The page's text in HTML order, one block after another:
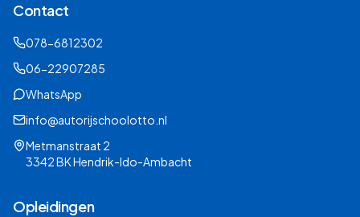
Contact
078-6812302
06-22907285
WhatsApp
info@autorijschoolotto.nl
Metmanstraat 2
3342 BK Hendrik-Ido-Ambacht
Opleidingen